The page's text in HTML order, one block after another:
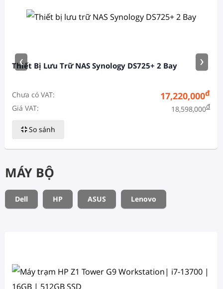
Thiết Bị Lưu Trữ NAS Synology DS725+ 2 Bay
Chưa có VAT: 17,220,000đ
Giá VAT: 18,598,000đ
So sánh
‹ ›
MÁY BỘ
Dell HP ASUS Lenovo